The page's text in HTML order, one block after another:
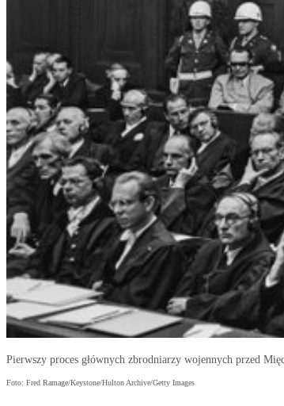
Pierwszy proces głównych zbrodniarzy wojennych przed
Foto: Fred Ramage/Keystone/Hulton Archive/Getty Images